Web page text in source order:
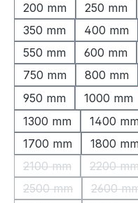
200 mm
250 mm
350 mm
400 mm
550 mm
600 mm
750 mm
800 mm
950 mm
1000 mm
1300 mm
1400
1700 mm
1800
2100 mm
(Diese Option ist
2200
2500 mm
(Diese Option ist
2600